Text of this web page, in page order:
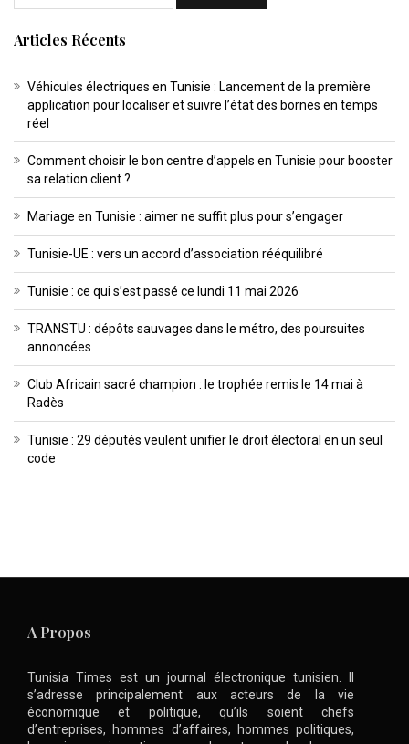
Articles Récents
Véhicules électriques en Tunisie : Lancement de la première
application pour localiser et suivre l’état des bornes en temps
réel
Comment choisir le bon centre d’appels en Tunisie pour booster
sa relation client ?
Mariage en Tunisie : aimer ne suffit plus pour s’engager
Tunisie-UE : vers un accord d’association rééquilibré
Tunisie : ce qui s’est passé ce lundi 11 mai 2026
TRANSTU : dépôts sauvages dans le métro, des poursuites
annoncées
Club Africain sacré champion : le trophée remis le 14 mai à
Radès
Tunisie : 29 députés veulent unifier le droit électoral en un seul
code
A Propos
Tunisia Times est un journal électronique tunisien. Il
s’adresse principalement aux acteurs de la vie
économique et politique, qu’ils soient chefs
d’entreprises, hommes d’affaires, hommes politiques,